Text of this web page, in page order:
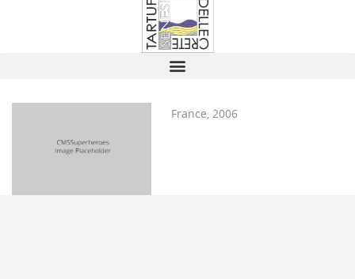
France, 2006